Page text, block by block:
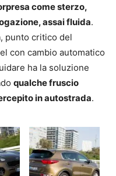
come sterzo,
assai fluida.
punto critico del
con cambio automatico
ha la soluzione
qualche fruscio
in autostrada.